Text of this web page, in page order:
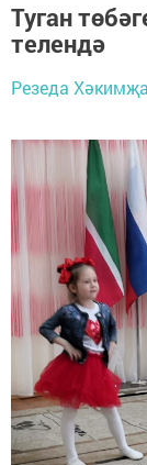
Туган
телендә
Резеда